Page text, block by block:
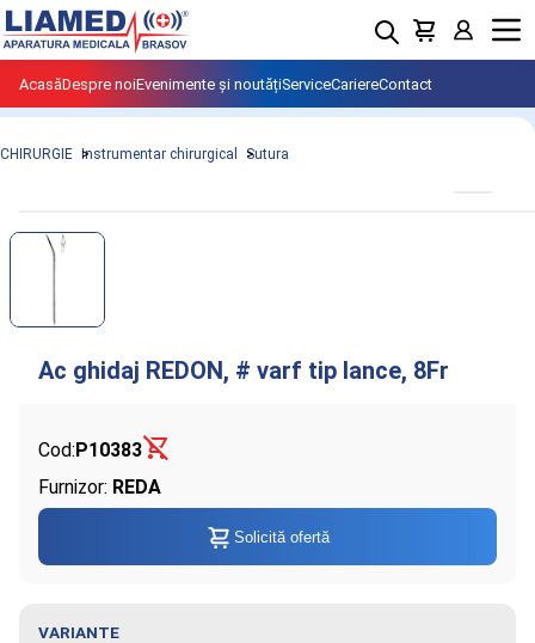
AcasăDespre noiEvenimente și noutățiServiceCariereContact
Menu
CHIRURGIE Instrumentar chirurgical Sutura
VARIANTE
Cod:P10383
Furnizor: REDA
Solicită ofertă